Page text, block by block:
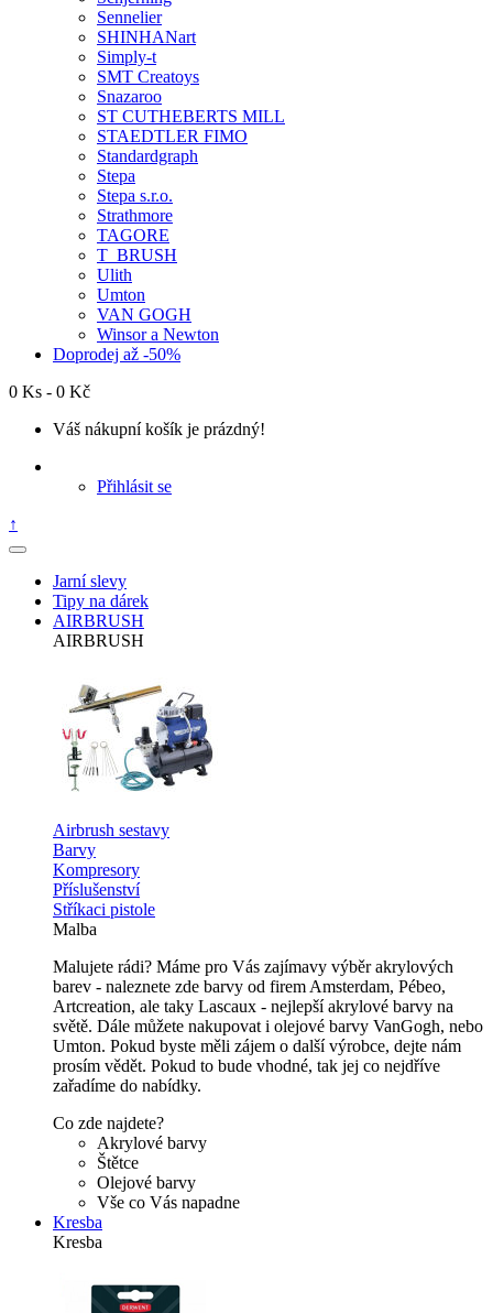
Sennelier
SHINHANart
Simply-t
SMT Creatoys
Snazaroo
ST CUTHEBERTS MILL
STAEDTLER FIMO
Standardgraph
Stepa
Stepa s.r.o.
Strathmore
TAGORE
T_BRUSH
Ulith
Umton
VAN GOGH
Winsor a Newton
Doprodej až -50%
0 Ks - 0 Kč
Váš nákupní košík je prázdný!
Přihlásit se
↑
Jarní slevy
Tipy na dárek
AIRBRUSH
AIRBRUSH
Airbrush sestavy
Barvy
Kompresory
Příslušenství
Stříkaci pistole
Malba
Malujete rádi? Máme pro Vás zajímavy výběr akrylových
barev - naleznete zde barvy od firem Amsterdam, Pébeo,
Artcreation, ale taky Lascaux - nejlepší akrylové barvy na
světě. Dále můžete nakupovat i olejové barvy VanGogh, nebo
Umton. Pokud byste měli zájem o další výrobce, dejte nám
prosím vědět. Pokud to bude vhodné, tak jej co nejdříve
zařadíme do nabídky.
Co zde najdete?
Akrylové barvy
Štětce
Olejové barvy
Vše co Vás napadne
Kresba
Kresba